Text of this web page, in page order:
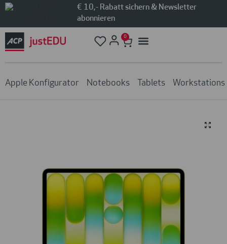
€ 10,- Rabatt sichern & Newsletter
abonnieren
0
Apple Konfigurator Notebooks Tablets Workstations